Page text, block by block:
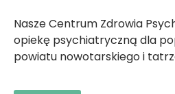
Nasze Centrum Zdrowia
opiekę psychiatryczną dla
powiatu nowotarskiego i